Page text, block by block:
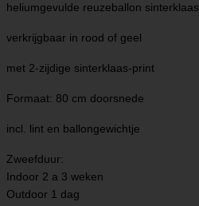
heliumgevulde reuzeballon sinterklaas
verkrijgbaar in rood of geel
met 2-zijdige sinterklaas-print
Formaat: 80 cm doorsnede
incl. lint en ballongewichtje
Zweefduur:
Indoor 2 a 3 weken
Outdoor 1 dag